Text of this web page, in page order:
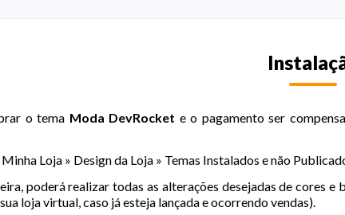
o tema Moda DevRocket e o pagamento ser
Minha Loja » Design da Loja » Temas Instalados e não
poderá realizar todas as alterações desejadas de cores
loja virtual, caso já esteja lançada e ocorrendo vendas).